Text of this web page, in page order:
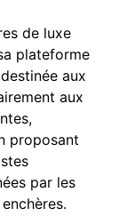
de luxe
plateforme
aux
aux
proposant
par les